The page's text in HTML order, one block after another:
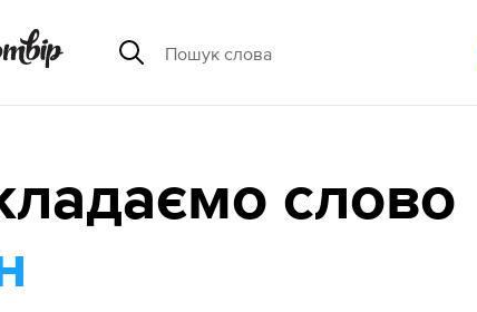
слово